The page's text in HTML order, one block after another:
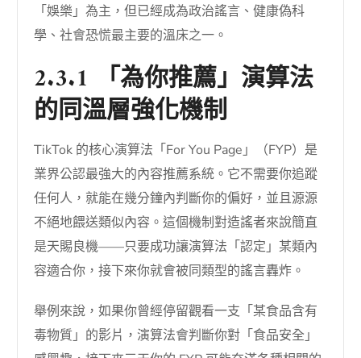
「娛樂」為主，但已經成為政治謠言、健康偽科
學、社會恐慌最主要的溫床之一。
2.3.1 「為你推薦」演算法
的同溫層強化機制
TikTok 的核心演算法「For You Page」（FYP）是
業界公認最強大的內容推薦系統。它不需要你追蹤
任何人，就能在幾分鐘內判斷你的偏好，並且源源
不絕地餵送類似內容。這個機制對造謠者來說簡直
是天賜良機——只要成功讓演算法「認定」某類內
容適合你，接下來你就會被同類型的謠言轟炸。
舉例來說，如果你曾經停留觀看一支「某食品含有
毒物質」的影片，演算法會判斷你對「食品安全」